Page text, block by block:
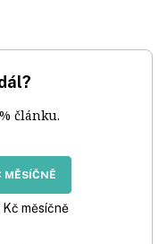
článku.
MĚSÍČNĚ
Kč měsíčně